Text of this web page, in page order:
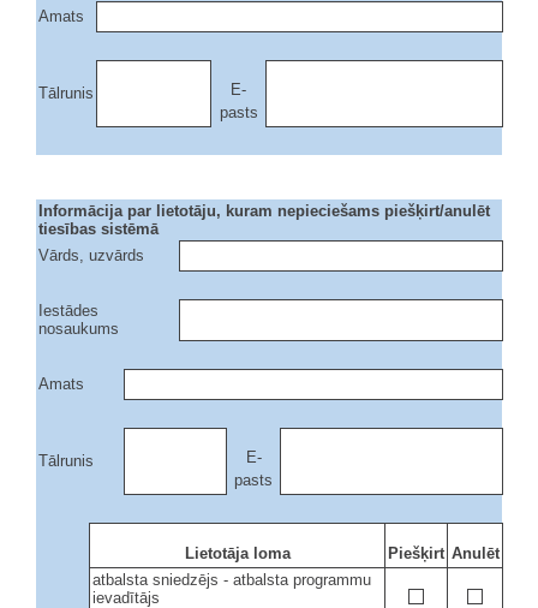
Amats
Tālrunis
E-
pasts
Informācija par lietotāju, kuram nepieciešams piešķirt/anulēt
tiesības sistēmā
Vārds, uzvārds
Iestādes
nosaukums
Amats
Tālrunis
E-
pasts
Lietotāja loma Piešķirt Anulēt
atbalsta sniedzējs - atbalsta programmu
ievadītājs